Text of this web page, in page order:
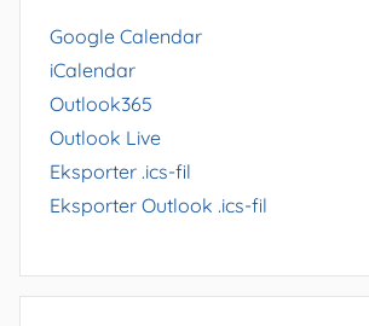
Google Calendar
iCalendar
Outlook365
Outlook Live
Eksporter .ics-fil
Eksporter Outlook .ics-fil